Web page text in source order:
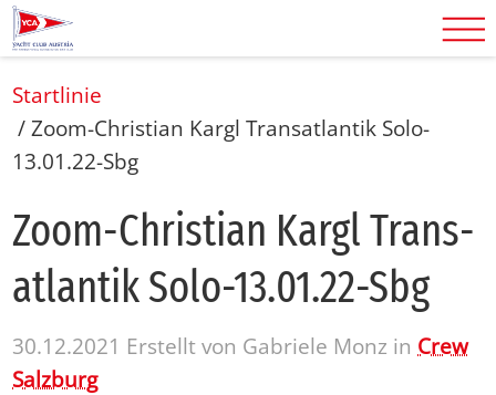
Startlinie
/Zoom-Christian Kargl Transatlantik Solo-
13.01.22-Sbg
Zoom-Chris­ti­an Kargl Trans­
at­lan­tik Solo-13.01.22-Sbg
30.12.2021 Erstellt von Gabriele Monz in Crew
Salzburg